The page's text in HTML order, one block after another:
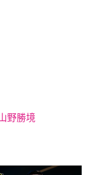
野勝境